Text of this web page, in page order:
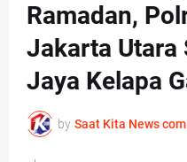
Ramadan,
Jakarta Utara
Jaya Kelapa
by Saat Kita News com